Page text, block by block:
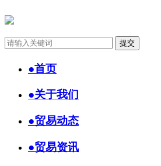
●首页
●关于我们
●贸易动态
●贸易资讯